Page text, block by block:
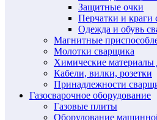
Защитные очки
Перчатки и краги
Одежда и обувь
Магнитные
Молотки сварщика
Химические материалы
Кабели, вилки, розетки
Принадлежности
Газосварочное оборудование
Газовые плиты
Оборудование